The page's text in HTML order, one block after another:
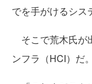
でを手がけるシス
そこで荒木氏が
ンフラ（HCI）だ。